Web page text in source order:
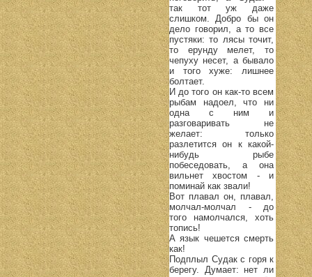
так тот уж даже
слишком. Добро бы он
дело говорил, а то все
пустяки: то лясы точит,
то ерунду мелет, то
чепуху несет, а бывало
и того хуже: лишнее
болтает.
И до того он как-то всем
рыбам надоел, что ни
одна с ним и
разговаривать не
желает: только
разлетится он к какой-
нибудь рыбе
побеседовать, а она
вильнет хвостом - и
поминай как звали!
Вот плавал он, плавал,
молчал-молчал - до
того намолчался, хоть
топись!
А язык чешется смерть
как!
Подплыл Судак с горя к
берегу. Думает: нет ли